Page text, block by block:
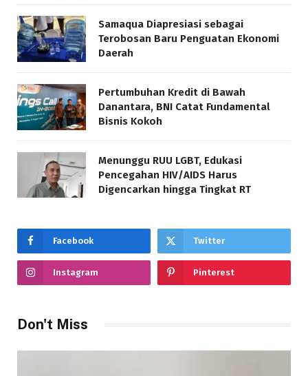
Samaqua Diapresiasi sebagai
Terobosan Baru Penguatan Ekonomi
Daerah
Pertumbuhan Kredit di Bawah
Danantara, BNI Catat Fundamental
Bisnis Kokoh
Menunggu RUU LGBT, Edukasi
Pencegahan HIV/AIDS Harus
Digencarkan hingga Tingkat RT
Facebook Twitter
Instagram Pinterest
Don't Miss